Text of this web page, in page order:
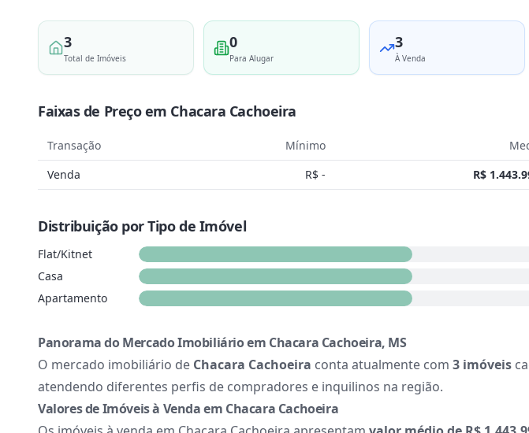
3
Total de Imóveis
0
Para Alugar
3
À Venda
Faixas de Preço em Chacara Cachoeira
Transação Mínimo
Venda
R$ - R$
Distribuição por Tipo de Imóvel
Flat/Kitnet
Casa
Apartamento
Panorama do Mercado Imobiliário em Chacara Cachoeira, MS
O mercado imobiliário de Chacara Cachoeira conta atualmente com 3 imóveis
atendendo diferentes perfis de compradores e inquilinos na região.
Valores de Imóveis à Venda em Chacara Cachoeira